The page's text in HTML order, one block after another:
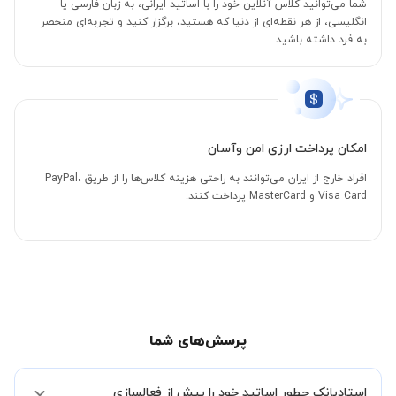
شما می‌توانید کلاس آنلاین خود را با اساتید ایرانی، به زبان فارسی یا
انگلیسی، از هر نقطه‌ای از دنیا که هستید، برگزار کنید و تجربه‌ای منحصر
به فرد داشته باشید.
امکان پرداخت ارزی امن وآسان
افراد خارج از ایران می‌توانند به راحتی هزینه کلاس‌ها را از طریق PayPal،
Visa Card و MasterCard پرداخت کنند.
پرسش‌های شما